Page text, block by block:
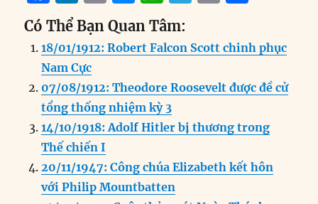
a
c
e
b
o
o
k
n
k
e
d
I
n
m
ai
l
e
ss
e
n
g
er
h
at
s
A
p
p
e
g
r
m
n
t
a
re
Có Thể Bạn Quan Tâm:
18/01/1912: Robert Falcon Scott chinh phục
Nam Cực
07/08/1912: Theodore Roosevelt được đề cử
tổng thống nhiệm kỳ 3
14/10/1918: Adolf Hitler bị thương trong
Thế chiến I
20/11/1947: Công chúa Elizabeth kết hôn
với Philip Mountbatten